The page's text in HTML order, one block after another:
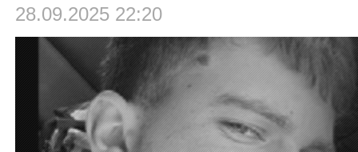
28.09.2025 22:20